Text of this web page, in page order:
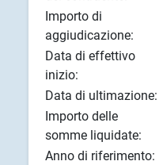
Importo di
aggiudicazione:
Data di effettivo
inizio:
Data di ultimazione:
Importo delle
somme liquidate:
Anno di riferimento: